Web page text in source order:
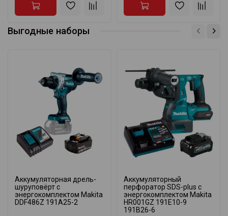
Выгодные наборы
Аккумуляторная дрель-
шуруповёрт с
энергокомплектом Makita
DDF486Z 191A25-2
Аккумуляторный
перфоратор SDS-plus с
энергокомплектом Makita
HR001GZ 191E10-9
191B26-6